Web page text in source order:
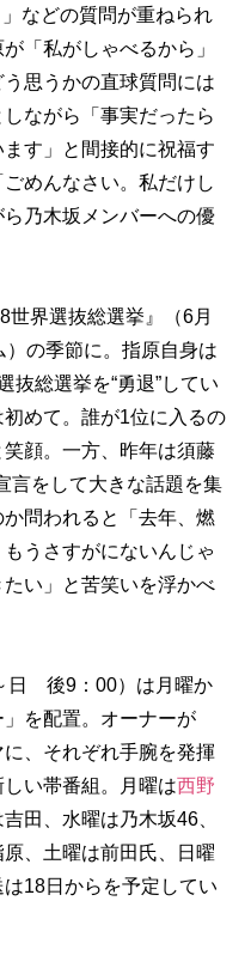
などの質問が重ねられ
「私がしゃべるから」
思うかの直球質問には
ながら「事実だったら
す」と間接的に祝福す
めんなさい。私だけし
乃木坂メンバーへの優
界選抜総選挙』（6月
の季節に。指原自身は
抜総選挙を“勇退”してい
めて。誰が1位に入るの
顔。一方、昨年は須藤
言をして大きな話題を集
問われると「去年、燃
うさすがにないんじゃ
い」と苦笑いを浮かべ
日 後9：00）は月曜か
を配置。オーナーが
に、それぞれ手腕を発揮
い帯番組。月曜は西野
田、水曜は乃木坂46、
、土曜は前田氏、日曜
18日からを予定してい